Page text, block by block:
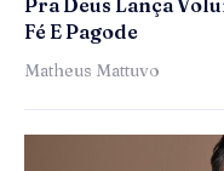
Pra Deus Lança
Fé E Pagode
Matheus Mattuvo